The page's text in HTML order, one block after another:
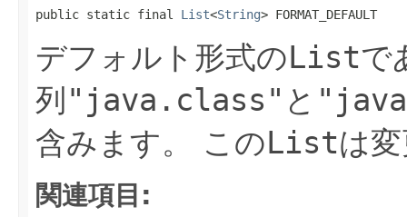
public static final List<String> FORMAT_DEFAULT
デフォルト形式のListで
列 "java.class" と
含みます。
このListは
関連項目: